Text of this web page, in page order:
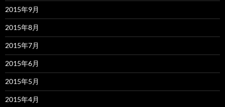
2015年9月
2015年8月
2015年7月
2015年6月
2015年5月
2015年4月